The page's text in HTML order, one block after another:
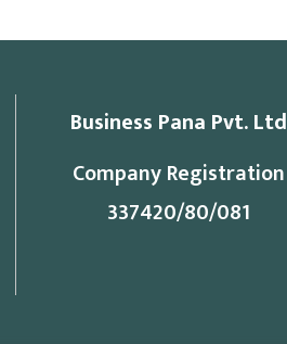
Business Pana Pvt. Ltd
Company Registration
337420/80/081